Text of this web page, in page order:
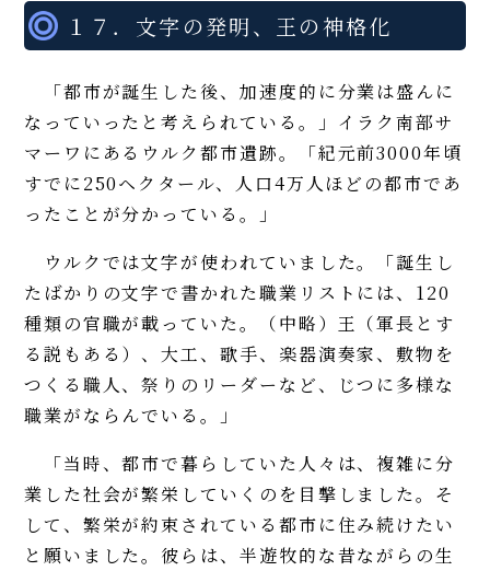
１７．文字の発明、王の神格化
「都市が誕生した後、加速度的に分業は盛んに
なっていったと考えられている。」イラク南部サ
マーワにあるウルク都市遺跡。「紀元前3000年頃
すでに250ヘクタール、人口4万人ほどの都市であ
ったことが分かっている。」
ウルクでは文字が使われていました。「誕生し
たばかりの文字で書かれた職業リストには、120
種類の官職が載っていた。（中略）王（軍長とす
る説もある）、大工、歌手、楽器演奏家、敷物を
つくる職人、祭りのリーダーなど、じつに多様な
職業がならんでいる。」
「当時、都市で暮らしていた人々は、複雑に分
業した社会が繁栄していくのを目撃しました。そ
して、繁栄が約束されている都市に住み続けたい
と願いました。彼らは、半遊牧的な昔ながらの生